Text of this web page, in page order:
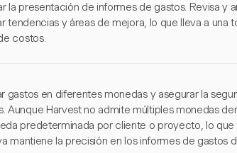
la presentación de informes de gastos. Revisa y
tendencias y áreas de mejora, lo que lleva a una
costos.
gastos en diferentes monedas y asegurar la
Aunque Harvest no admite múltiples monedas
predeterminada por cliente o proyecto, lo
mantiene la precisión en los informes de gastos